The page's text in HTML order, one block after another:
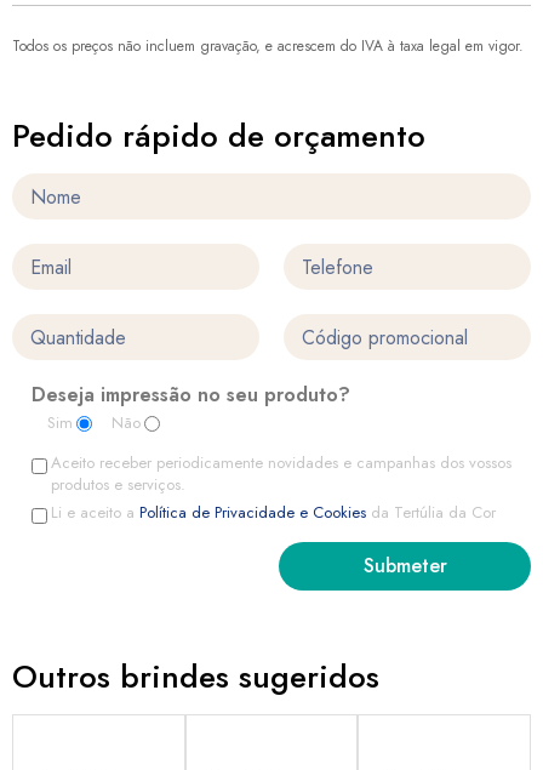
Todos os preços não incluem gravação, e acrescem do IVA à taxa legal em vigor.
Pedido rápido de orçamento
Deseja impressão no seu produto?
Sim
Não
Aceito receber periodicamente novidades e campanhas dos vossos
produtos e serviços.
Li e aceito a Política de Privacidade e Cookies da Tertúlia da Cor
Outros brindes sugeridos